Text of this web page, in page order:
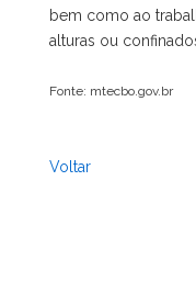
bem como ao
alturas ou
Fonte: mtecbo.gov.br
Voltar